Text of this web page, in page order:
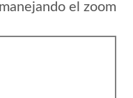
el zoom